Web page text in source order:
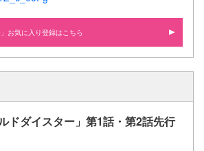
」お気に入り登録はこちら
ドダイスター」第1話・第2話先行